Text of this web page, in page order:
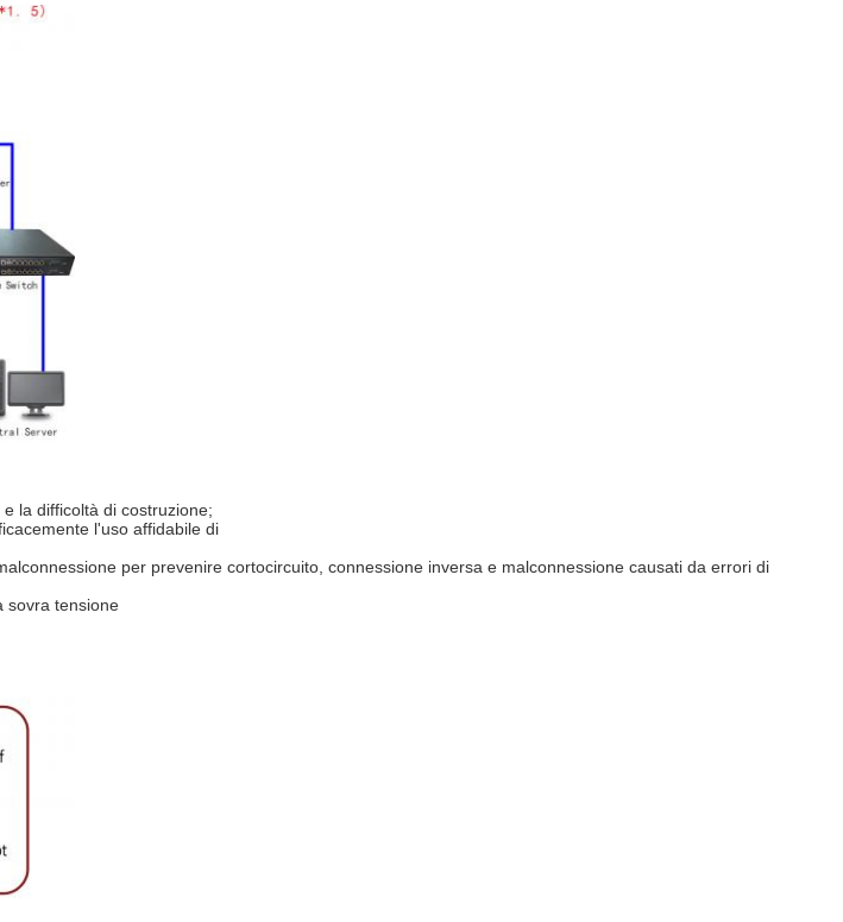
la difficoltà di costruzione;
l'uso affidabile di
per prevenire cortocircuito, connessione inversa e malconnessione causati da errori di
sovra tensione